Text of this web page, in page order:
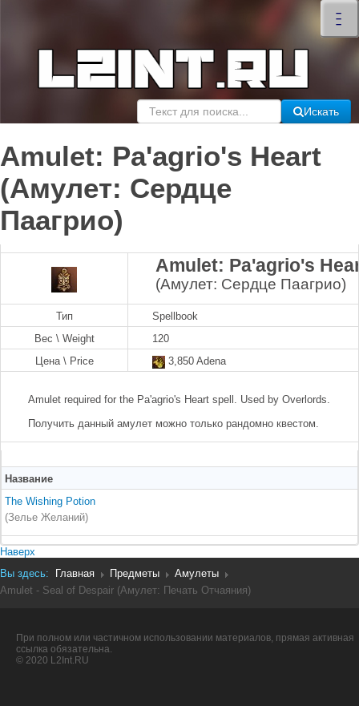
–
–
–
×
Искать
Amulet: Pa'agrio's Heart
(Амулет: Сердце
Паагрио)
Amulet: Pa'agrio's
(Амулет: Сердце Паагрио)
Тип
Spellbook
Вес \ Weight
120
Цена \ Price
3,850 Adena
Amulet required for the Pa'agrio's Heart spell. Used by Overlords.
Получить данный амулет можно только рандомно квестом.
Название
The Wishing Potion
(Зелье Желаний)
Наверх
Вы здесь:
Главная Предметы
Амулеты
Amulet - Seal of Despair (Амулет: Печать Отчаяния)
При полном или частичном использовании материалов, прямая активная
ссылка обязательна.
© 2020 L2Int.RU